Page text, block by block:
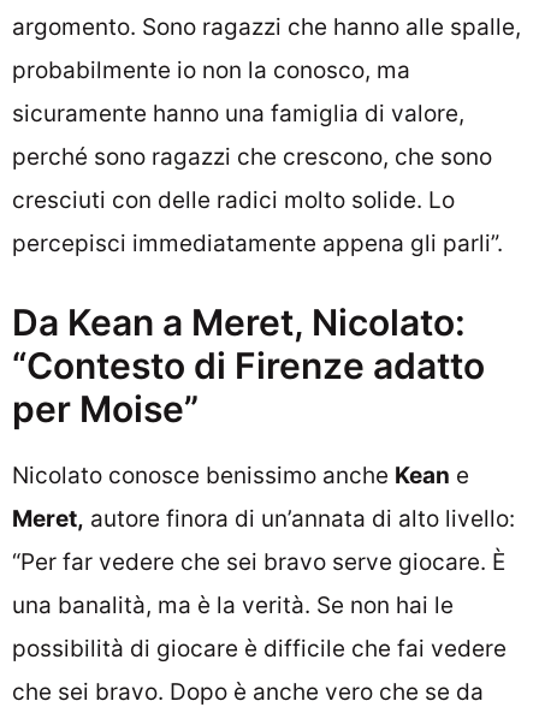
argomento. Sono ragazzi che hanno alle spalle,
probabilmente io non la conosco, ma
sicuramente hanno una famiglia di valore,
perché sono ragazzi che crescono, che sono
cresciuti con delle radici molto solide. Lo
percepisci immediatamente appena gli parli”.
Da Kean a Meret, Nicolato:
“Contesto di Firenze adatto
per Moise”
Nicolato conosce benissimo anche Kean e
Meret, autore finora di un’annata di alto livello:
“Per far vedere che sei bravo serve giocare. È
una banalità, ma è la verità. Se non hai le
possibilità di giocare è difficile che fai vedere
che sei bravo. Dopo è anche vero che se da